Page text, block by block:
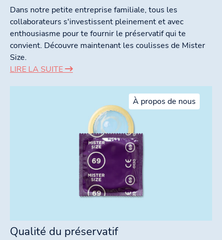
Dans notre petite entreprise familiale, tous les
collaborateurs s'investissent pleinement et avec
enthousiasme pour te fournir le préservatif qui te
convient. Découvre maintenant les coulisses de Mister
Size.
LIRE LA SUITE
À propos de nous
Qualité du préservatif